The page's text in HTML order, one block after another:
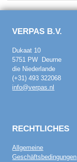
VERPAS B.V.
Dukaat 10
5751 PW Deurne
die Niederlande
(+31) 493 322068
info@verpas.nl
RECHTLICHES
Allgemeine
Geschäftsbedingungen